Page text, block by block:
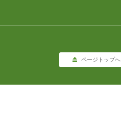
ページトップへ